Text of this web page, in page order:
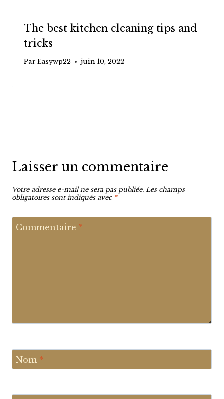
The best kitchen cleaning tips and
tricks
Par Easywp22 juin 10, 2022
Laisser un commentaire
Votre adresse e-mail ne sera pas publiée. Les champs
obligatoires sont indiqués avec *
Commentaire *
Nom *